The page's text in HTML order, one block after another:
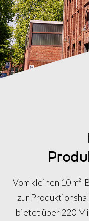
Vom kleinen 10
zur
bietet über 220